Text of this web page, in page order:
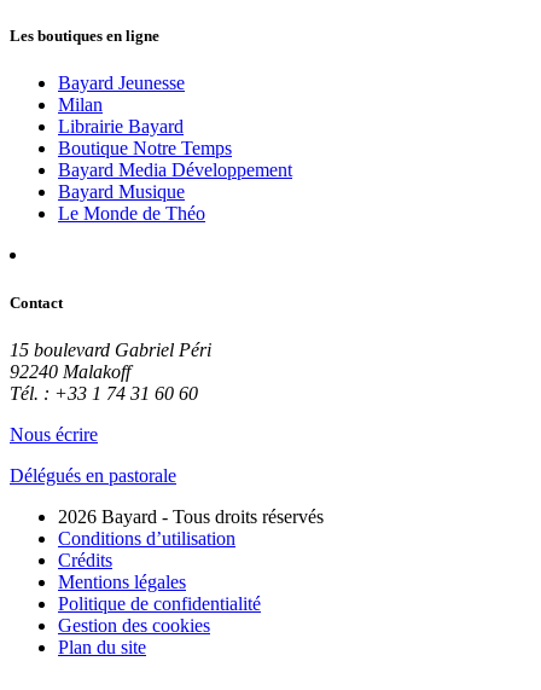
Les boutiques en ligne
Bayard Jeunesse
Milan
Librairie Bayard
Boutique Notre Temps
Bayard Media Développement
Bayard Musique
Le Monde de Théo
Contact
15 boulevard Gabriel Péri
92240 Malakoff
Tél. : +33 1 74 31 60 60
Nous écrire
Délégués en pastorale
2026 Bayard - Tous droits réservés
Conditions d’utilisation
Crédits
Mentions légales
Politique de confidentialité
Gestion des cookies
Plan du site